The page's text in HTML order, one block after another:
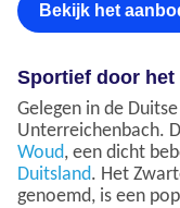
Bekijk het
Sportief door het
Gelegen in de
Unterreichenbach.
Woud, een dicht
Duitsland. Het
genoemd, is een